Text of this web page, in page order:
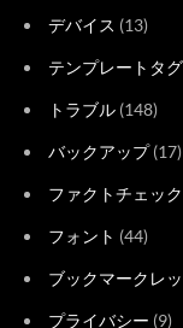
デバイス (13)
テンプレートタグ
トラブル (148)
バックアップ(17)
ファクトチェック
フォント (44)
ブックマークレ
プライバシー (9)